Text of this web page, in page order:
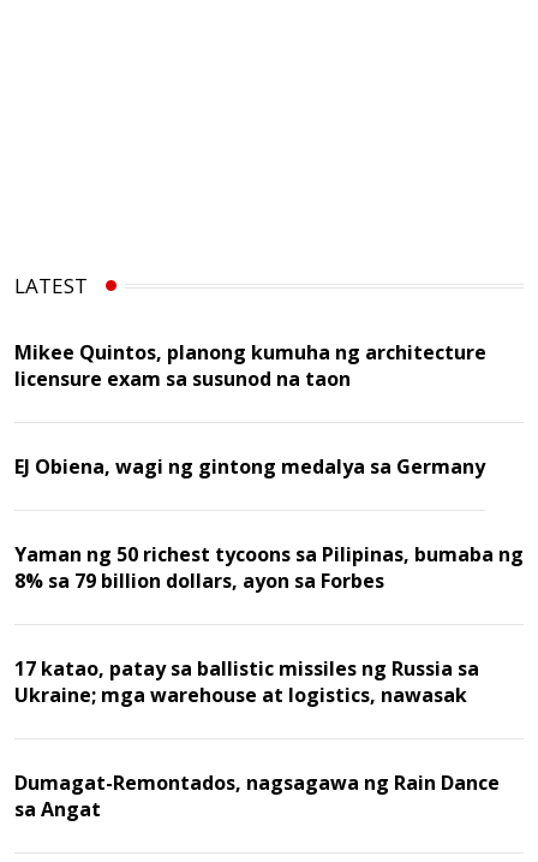
LATEST
Mikee Quintos, planong kumuha ng architecture
licensure exam sa susunod na taon
EJ Obiena, wagi ng gintong medalya sa Germany
Yaman ng 50 richest tycoons sa Pilipinas, bumaba ng
8% sa 79 billion dollars, ayon sa Forbes
17 katao, patay sa ballistic missiles ng Russia sa
Ukraine; mga warehouse at logistics, nawasak
Dumagat-Remontados, nagsagawa ng Rain Dance
sa Angat